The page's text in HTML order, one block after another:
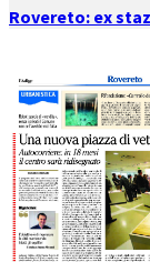
Rovereto: ex